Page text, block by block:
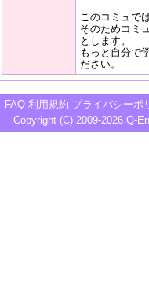
このコミュで
そのためコミ
とします。
もっと自分で
ださい。
FAQ 利用規約 プライバシーポ
Copyright (C) 2009-2026 Q-